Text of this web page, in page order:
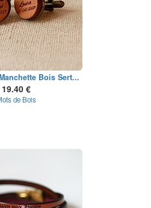
Bois Sert...
19.40 €
de Bois